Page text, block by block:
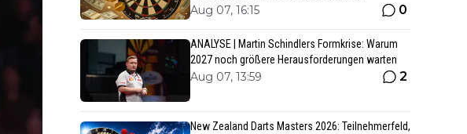
Aug 07, 16:15 0
ANALYSE | Martin Schindlers Formkrise: Warum
2027 noch größere Herausforderungen warten
Aug 07, 13:59 2
New Zealand Darts Masters 2026: Teilnehmerfeld,